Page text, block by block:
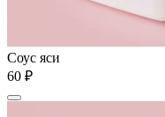
Соус яси
60 ₽